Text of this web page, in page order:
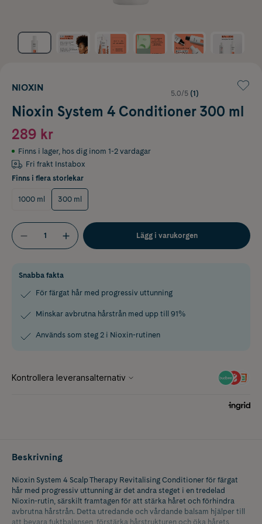
NIOXIN
5.0/5 (1)
Nioxin System 4 Conditioner 300 ml
289 kr
Finns i lager, hos dig inom 1-2 vardagar
Fri frakt Instabox
Finns i flera storlekar
1000 ml 300 ml
Lägg i varukorgen
Snabba fakta
För färgat hår med progressiv uttunning
Minskar avbrutna hårstrån med upp till 91%
Används som steg 2 i Nioxin-rutinen
Beskrivning
Nioxin System 4 Scalp Therapy Revitalising Conditioner för färgat
hår med progressiv uttunning är det andra steget i en tredelad
Nioxin-rutin, särskilt framtagen för att stärka håret och förhindra
avbrutna hårstrån. Detta utredande och vårdande balsam hjälper till
att bevara fuktbalansen, förstärka hårstrukturen och öka hårets